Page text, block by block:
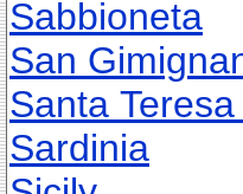
Sabbioneta
San
Santa
Sardinia